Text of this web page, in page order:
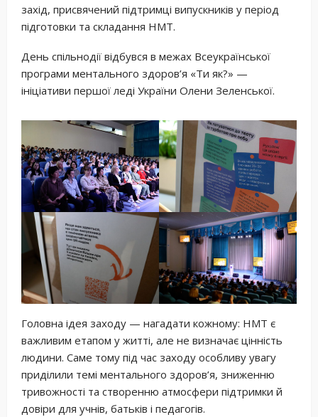
захід, присвячений підтримці випускників у період
підготовки та складання НМТ.
День спільнодії відбувся в межах Всеукраїнської
програми ментального здоров’я «Ти як?» —
ініціативи першої леді України Олени Зеленської.
Головна ідея заходу — нагадати кожному: НМТ є
важливим етапом у житті, але не визначає цінність
людини. Саме тому під час заходу особливу увагу
приділили темі ментального здоров’я, зниженню
тривожності та створенню атмосфери підтримки й
довіри для учнів, батьків і педагогів.